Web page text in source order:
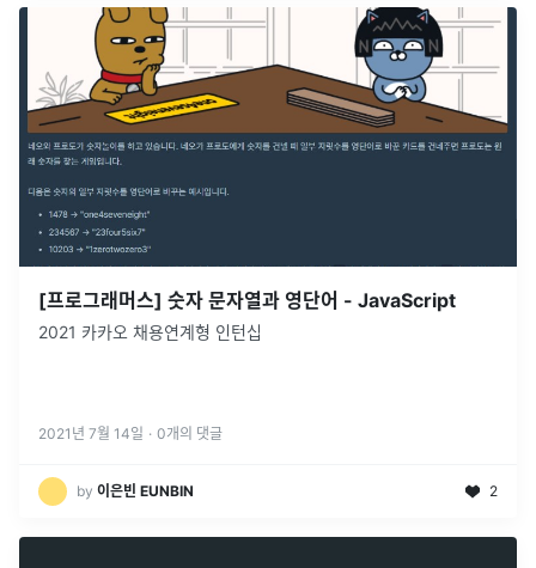
[프로그래머스] 숫자 문자열과 영단어 - JavaScript
2021 카카오 채용연계형 인턴십
2021년 7월 14일 · 0개의 댓글
by 이은빈 EUNBIN 2